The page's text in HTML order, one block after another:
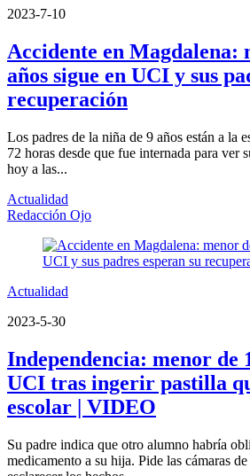
2023-7-10
Accidente en Magdalena:
años sigue en UCI y sus
recuperación
Los padres de la niña de 9 años están a la
72 horas desde que fue internada para ver
hoy a las...
Actualidad
Redacción Ojo
Actualidad
2023-5-30
Independencia: menor de
UCI tras ingerir pastilla
escolar | VIDEO
Su padre indica que otro alumno habría
medicamento a su hija. Pide las cámaras